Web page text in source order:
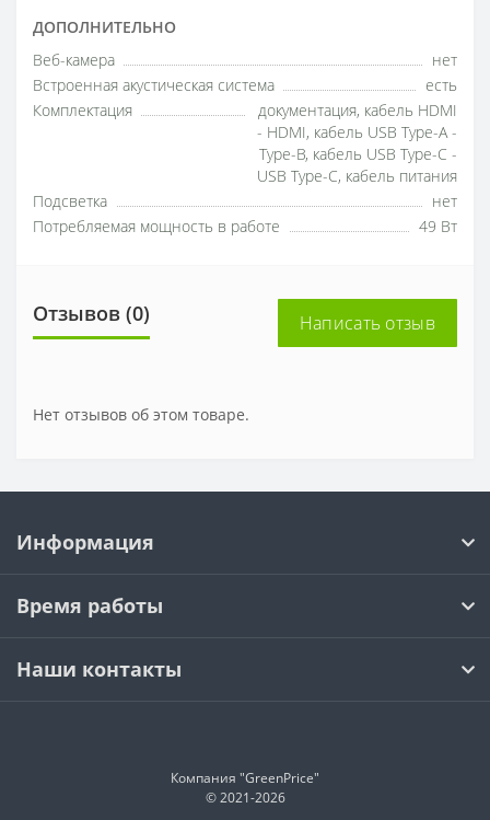
ДОПОЛНИТЕЛЬНО
Веб-камера
нет
Встроенная акустическая система
есть
Комплектация
документация, кабель HDMI
- HDMI, кабель USB Type-A -
Type-B, кабель USB Type-C -
USB Type-C, кабель питания
Подсветка
нет
Потребляемая мощность в работе
49 Вт
Отзывов (0) Написать отзыв
Нет отзывов об этом товаре.
Информация
Время работы
Наши контакты
Компания "GreenPrice"
© 2021-2026